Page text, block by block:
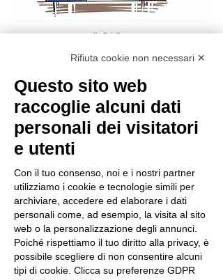
A book that compiles experiences,
testimonies, and real-life glimpses of
nine families and their social
environment, as they navigate the
daily challenges of raising children
affected by Dravet syndrome.
Sometimes ironic, thanks to cartoons
that depict daily life, and sometimes
poignant, the book aims to offer a
perspective on the diverse
manifestations of the condition, as
well as the immense creativity and
positive adaptability demonstrated
Rifiuta cookie non necessari ✕
Questo sito web
raccoglie alcuni dati
personali dei visitatori
e utenti
Con il tuo consenso, noi e i nostri partner
utilizziamo i cookie e tecnologie simili per
archiviare, accedere ed elaborare i dati
personali come, ad esempio, la visita al sito
web o la personalizzazione degli annunci.
Poiché rispettiamo il tuo diritto alla privacy, è
possibile scegliere di non consentire alcuni
tipi di cookie. Clicca su preferenze GDPR